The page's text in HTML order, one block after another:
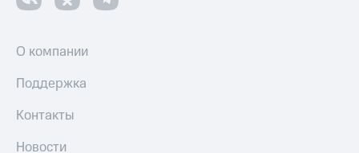
О компании
Поддержка
Контакты
Новости